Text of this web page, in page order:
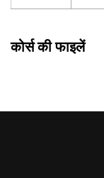
कोर्स की फाइलें